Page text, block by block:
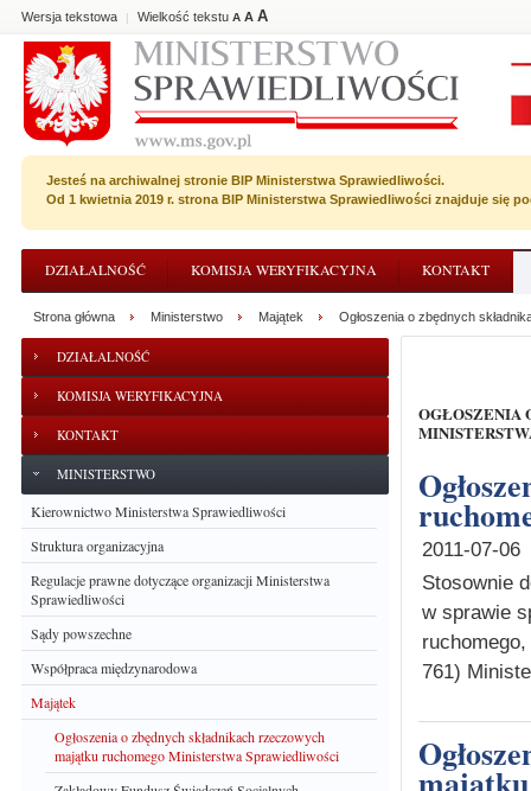
Wersja tekstowa | Wielkość tekstu A A A
Jesteś na archiwalnej stronie BIP Ministerstwa Sprawiedliwości.
Od 1 kwietnia 2019 r. strona BIP Ministerstwa Sprawiedliwości znajduje się
DZIAŁALNOŚĆ KOMISJA WERYFIKACYJNA KONTAKT
DZIAŁALNOŚĆ
KOMISJA WERYFIKACYJNA
KONTAKT
MINISTERSTWO
Kierownictwo Ministerstwa Sprawiedliwości
Struktura organizacyjna
Regulacje prawne dotyczące organizacji Ministerstwa
Sprawiedliwości
Sądy powszechne
Współpraca międzynarodowa
Majątek
Ogłoszenia o zbędnych składnikach rzeczowych
majątku ruchomego Ministerstwa Sprawiedliwości
Strona główna Ministerstwo Majątek Ogłoszenia o zbędnych
OGŁOSZENIA O ZBĘDNYCH SKŁADNIKACH RZECZOWYCH MAJĄTKU RUCHOMEGO
Ogłoszenie o zużytych i zbędnych składnikach majątku
2011-07-06
Stosownie
w sprawie
761)
Ogłoszenie o zbędnych składnikach rzeczowych